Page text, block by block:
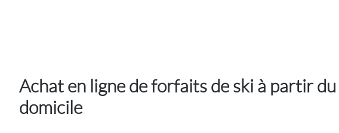
Achat en ligne de forfaits de ski à partir du
domicile